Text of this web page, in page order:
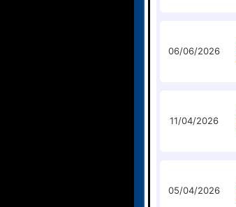
06/06/2026
11/04/2026
05/04/2026